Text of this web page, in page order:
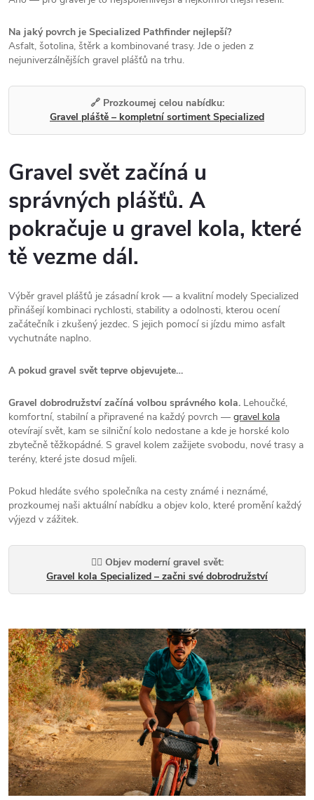
Na jaký povrch je Specialized Pathfinder nejlepší?
Asfalt, šotolina, štěrk a kombinované trasy. Jde o jeden z
nejuniverzálnějších gravel plášťů na trhu.
🔗 Prozkoumej celou nabídku:
Gravel pláště – kompletní sortiment Specialized
Gravel svět začíná u
správných plášťů. A
pokračuje u gravel kola, které
tě vezme dál.
Výběr gravel plášťů je zásadní krok — a kvalitní modely Specialized
přinášejí kombinaci rychlosti, stability a odolnosti, kterou ocení
začátečník i zkušený jezdec. S jejich pomocí si jízdu mimo asfalt
vychutnáte naplno.
A pokud gravel svět teprve objevujete…
Gravel dobrodružství začíná volbou správného kola. Lehoučké,
komfortní, stabilní a připravené na každý povrch — gravel kola
otevírají svět, kam se silniční kolo nedostane a kde je horské kolo
zbytečně těžkopádné. S gravel kolem zažijete svobodu, nové trasy a
terény, které jste dosud míjeli.
Pokud hledáte svého společníka na cesty známé i neznámé,
prozkoumej naši aktuální nabídku a objev kolo, které promění každý
výjezd v zážitek.
🚴‍♂️ Objev moderní gravel svět:
Gravel kola Specialized – začni své dobrodružství